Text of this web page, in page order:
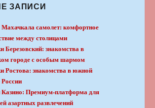
ЗАПИСИ
самолет: комфортное
между столицами
Березовский: знакомства в
городе с особым шармом
Ростова: знакомства в южной
России
Премиум-платформа для
азартных развлечений